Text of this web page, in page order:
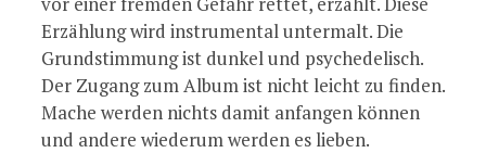
Erzählung wird instrumental untermalt. Die
Grundstimmung ist dunkel und psychedelisch.
Der Zugang zum Album ist nicht leicht zu finden.
Mache werden nichts damit anfangen können
und andere wiederum werden es lieben.